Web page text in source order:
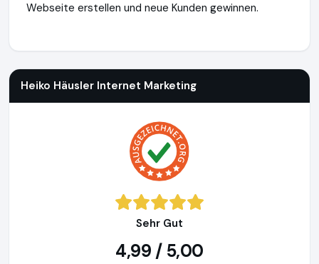
Webseite erstellen und neue Kunden gewinnen.
Heiko Häusler Internet Marketing
Sehr Gut
4,99 / 5,00